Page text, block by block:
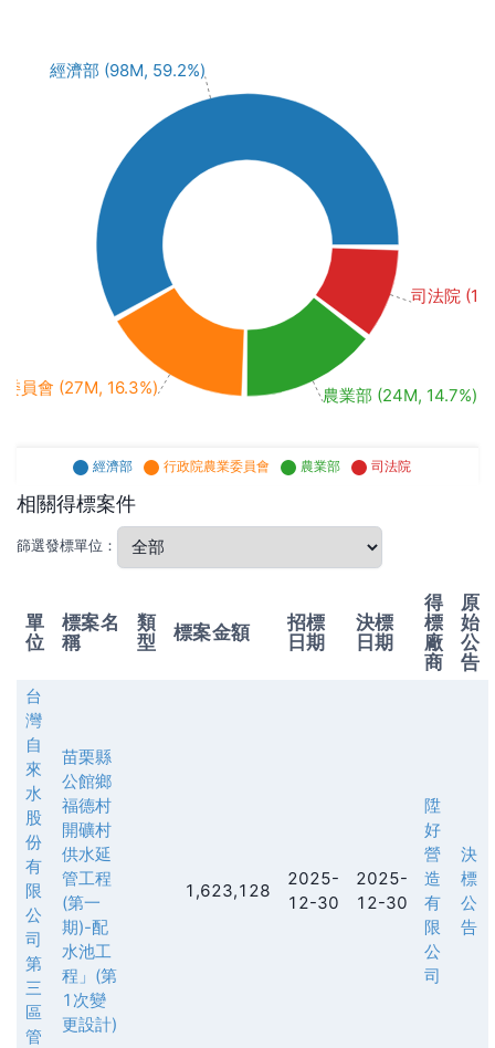
經濟部 (98M, 59.2%)
員會 (27M, 16.3%) 農業部 (24M, 14.7%)
司法院
經濟部 行政院農業委員會 農業部 司法院
相關得標案件
篩選發標單位：
單
位
標案名
稱
類
型
標案金額
招標
日期
決標
日期
得
標
廠
商
原
始
公
告
台
灣
自
來
水
股
份
有
限
公
司
第
三
區
管
苗栗縣
公館鄉
福德村
開礦村
供水延
管工程
(第一
期)-配
水池工
程」(第
1次變
更設計)
1,623,128
2025-
12-30
2025-
12-30
陞
好
營
造
有
限
公
司
決
標
公
告